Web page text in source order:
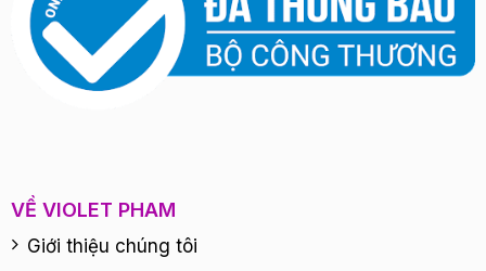
VỀ VIOLET PHAM
Giới thiệu chúng tôi